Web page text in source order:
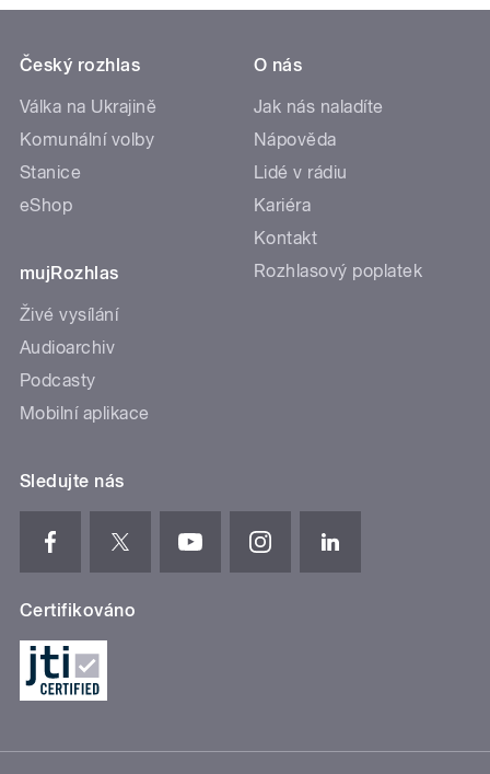
Český rozhlas
Válka na Ukrajině
Komunální volby
Stanice
eShop
mujRozhlas
Živé vysílání
Audioarchiv
Podcasty
Mobilní aplikace
O nás
Jak nás naladíte
Nápověda
Lidé v rádiu
Kariéra
Kontakt
Rozhlasový poplatek
Sledujte nás
Certifikováno